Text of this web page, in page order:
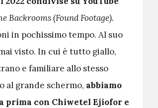
Backrooms (Found Footage).
in pochissimo tempo. Al suo
visto. In cui è tutto giallo,
e familiare allo stesso
al grande schermo, abbiamo
prima con Chiwetel Ejiofor e